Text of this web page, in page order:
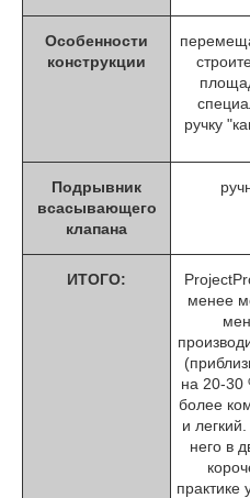
Особенности
конструкции
ручку
Подрывник
всасывающего
клапана
ИТОГО:
менее
на 20-30
более
и
него в
практике